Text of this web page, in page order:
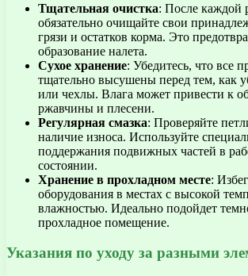
Тщательная очистка: После каждой
обязательно очищайте свои
грязи и остатков корма. Это
образование налета.
Сухое хранение: Убедитесь, что все
тщательно высушены перед тем, как
или чехлы. Влага может привести к
ржавчины и плесени.
Регулярная смазка: Проверяйте
наличие износа. Используйте
поддержания подвижных частей в
состоянии.
Хранение в прохладном месте:
оборудования в местах с высокой
влажностью. Идеально подойдет
прохладное помещение.
Указания по уходу за разными